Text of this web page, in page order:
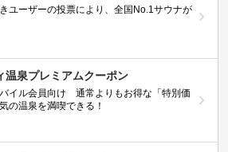
ユーザーの投票により、全国No.1サウナが
温泉プレミアムクーポン
イル会員向け 通常よりもお得な「特別価
の温泉を満喫できる！